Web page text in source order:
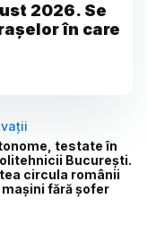
2026. Se
în care
testate în
București.
circula românii
fără șofer